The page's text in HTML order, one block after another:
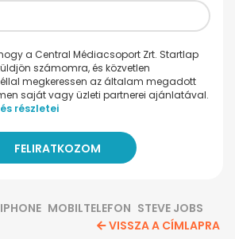
a Central Médiacsoport Zrt. Startlap
számomra, és közvetlen
megkeressen az általam megadott
saját vagy üzleti partnerei ajánlatával.
részletei
IPHONE MOBILTELEFON STEVE JOBS
VISSZA A CÍMLAPRA